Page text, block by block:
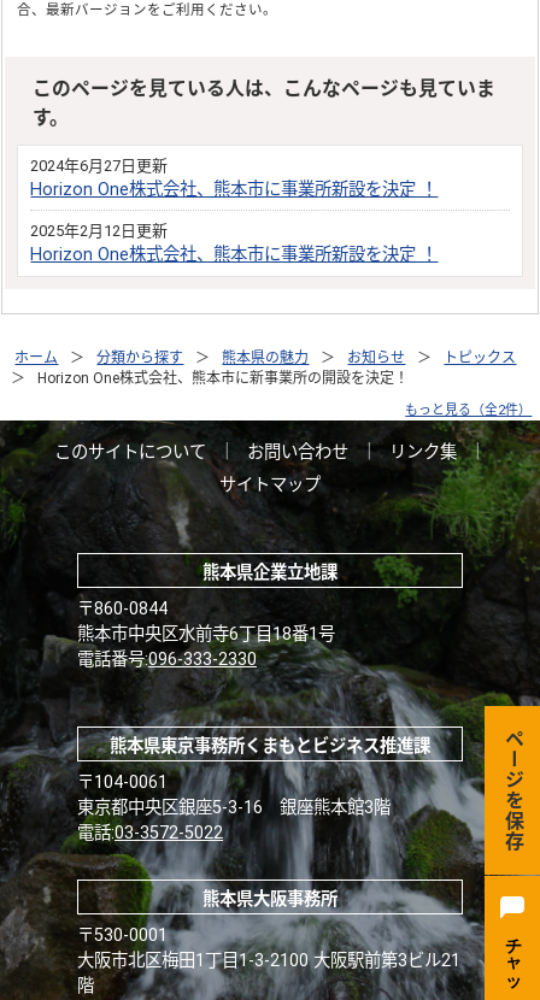
合、最新バージョンをご利用ください。
このページを見ている人は、こんなページも見ていま
す。
2024年6月27日更新
Horizon One株式会社、熊本市に事業所新設を決定 ！
2025年2月12日更新
Horizon One株式会社、熊本市に事業所新設を決定 ！
ホーム 分類から探す 熊本県の魅力 お知らせ
トピックス
Horizon One株式会社、熊本市に新事業所の開設を決定！
もっと見る（全2件）
このサイトについて ｜ お問い合わせ ｜ リンク集 ｜
サイトマップ
熊本県企業立地課
〒860-0844
熊本市中央区水前寺6丁目18番1号
電話番号:096-333-2330
熊本県東京事務所くまもとビジネス推進課
〒104-0061
東京都中央区銀座5-3-16 銀座熊本館3階
電話:03-3572-5022
熊本県大阪事務所
〒530-0001
大阪市北区梅田1丁目1-3-2100 大阪駅前第3ビル21
階
ページを保存